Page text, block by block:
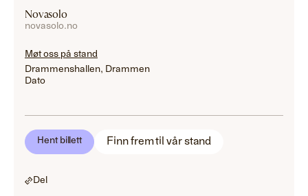
Novasolo
novasolo.no
Møt oss på stand
Drammenshallen, Drammen
Dato
Hent billett Finn frem til vår stand
Del